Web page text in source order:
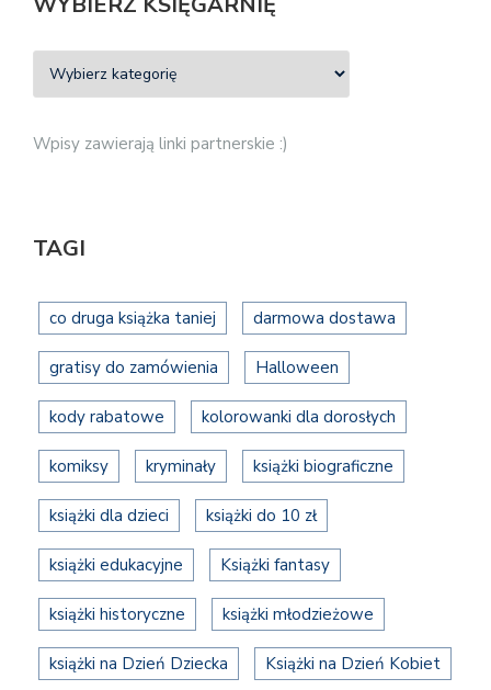
Wpisy zawierają linki partnerskie :)
TAGI
co druga książka taniej darmowa dostawa
gratisy do zamówienia Halloween
kody rabatowe kolorowanki dla dorosłych
komiksy kryminały książki biograficzne
książki dla dzieci książki do 10 zł
książki edukacyjne Książki fantasy
książki historyczne książki młodzieżowe
książki na Dzień Dziecka Książki na Dzień Kobiet